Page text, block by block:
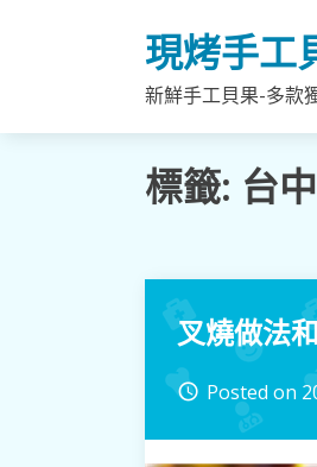
現烤手工
新鮮手工貝果-多款
標籤: 台
叉燒做法
access_time Posted on